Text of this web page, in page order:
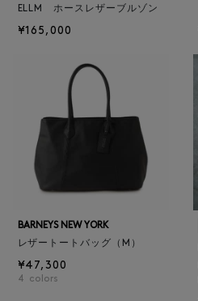
ELLM ホースレザーブルゾン
¥165,000
BARNEYS NEW YORK
レザートートバッグ（M）
¥47,300
4 colors